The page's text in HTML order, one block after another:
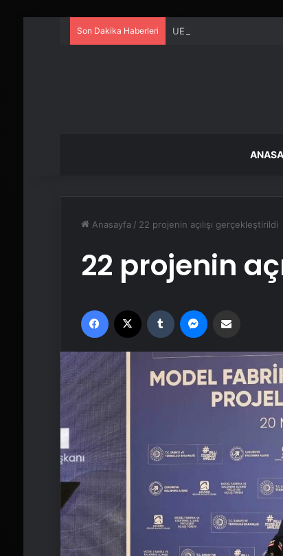
Son Dakika Haberleri UETDS Nedir ? Uetds.com
Anasayfa / 22 projenin açılışı gerçekleştirildi
22 projenin
Facebook Tumblr